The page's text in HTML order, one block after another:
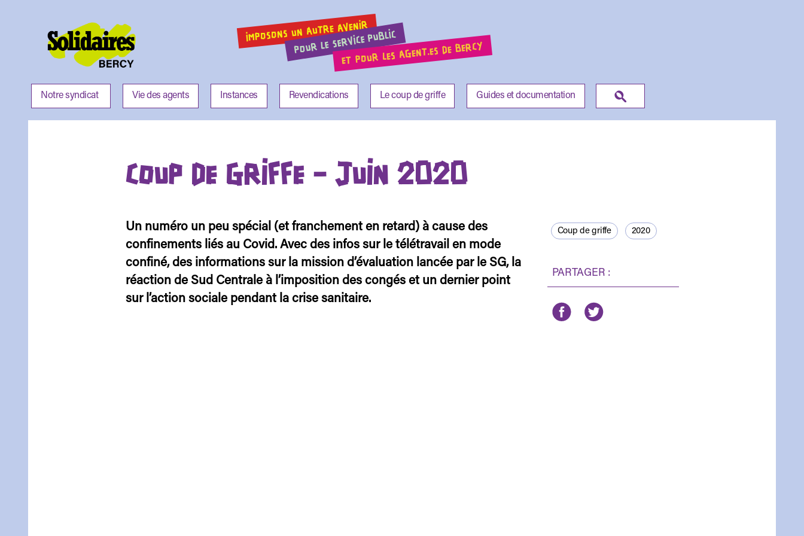
Bercy
IMPOSONS UN AUTRE AVENIR
POUR LE SERVICE PUBLIC
ET POUR LES AGENT.ES DE BERCY
Notre syndicat Vie des agents Instances Revendications Le coup de griffe Guides et documentation
COUP DE GRIFFE – JUIN 2020
Coup de griffe 2020
PARTAGER :
Un numéro un peu spécial (et franchement en retard) à cause des
confinements liés au Covid. Avec des infos sur le télétravail en mode
confiné, des informations sur la mission d’évaluation lancée par le SG, la
réaction de Sud Centrale à l’imposition des congés et un dernier point
sur l’action sociale pendant la crise sanitaire.